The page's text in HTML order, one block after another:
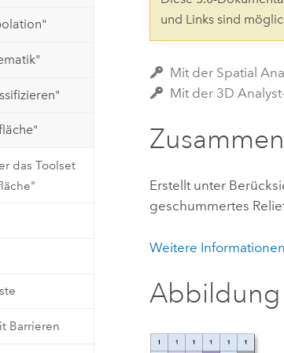
Technologie
und
Natürliche Ressourcen
Alle Branchen
das Toolset
Barrieren
und Links sind
Mit der Spatial
Mit der 3D
Erstellt unter
geschummertes
Weitere
Abbildung